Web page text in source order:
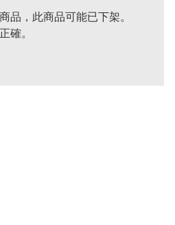
品，此商品可能已下架。
確。